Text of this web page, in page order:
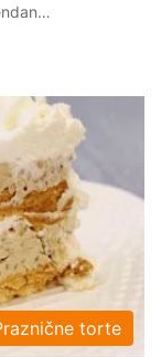
torte